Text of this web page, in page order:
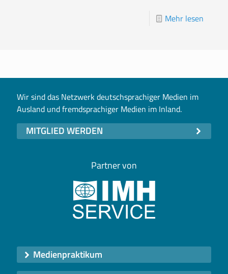
Mehr lesen
Wir sind das Netzwerk deutschsprachiger Medien im
Ausland und fremdsprachiger Medien im Inland.
MITGLIED WERDEN
Partner von
Medienpraktikum